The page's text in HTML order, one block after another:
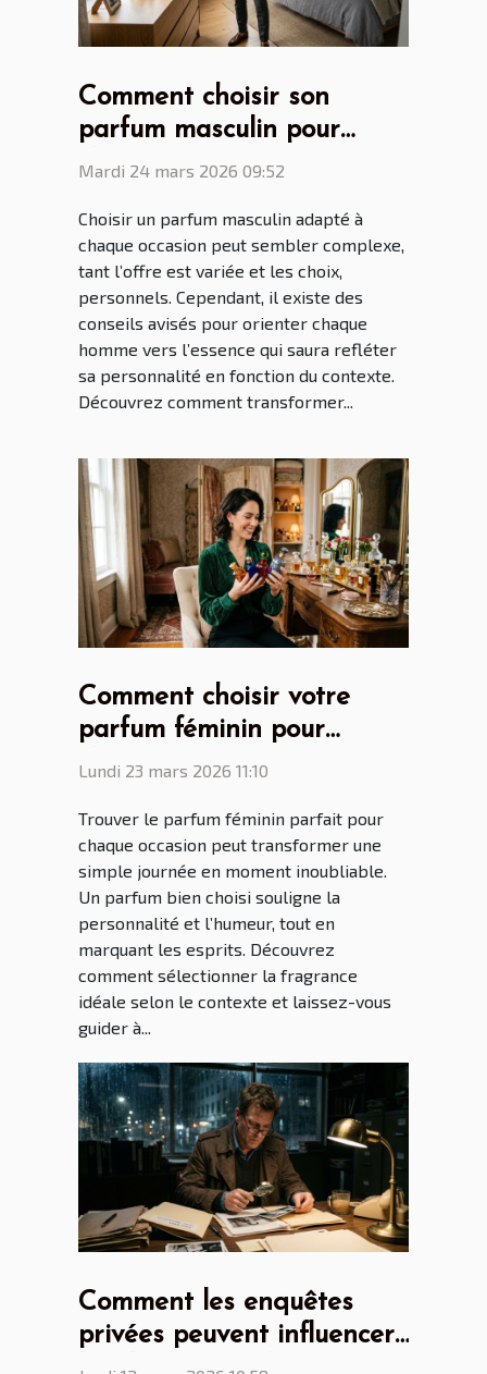
Comment choisir son
parfum masculin pour
chaque occasion ?
Mardi 24 mars 2026 09:52
Choisir un parfum masculin adapté à
chaque occasion peut sembler complexe,
tant l’offre est variée et les choix,
personnels. Cependant, il existe des
conseils avisés pour orienter chaque
homme vers l’essence qui saura refléter
sa personnalité en fonction du contexte.
Découvrez comment transformer...
Comment choisir votre
parfum féminin pour
chaque occasion ?
Lundi 23 mars 2026 11:10
Trouver le parfum féminin parfait pour
chaque occasion peut transformer une
simple journée en moment inoubliable.
Un parfum bien choisi souligne la
personnalité et l’humeur, tout en
marquant les esprits. Découvrez
comment sélectionner la fragrance
idéale selon le contexte et laissez-vous
guider à...
Comment les enquêtes
privées peuvent influencer
les décisions judiciaires ?